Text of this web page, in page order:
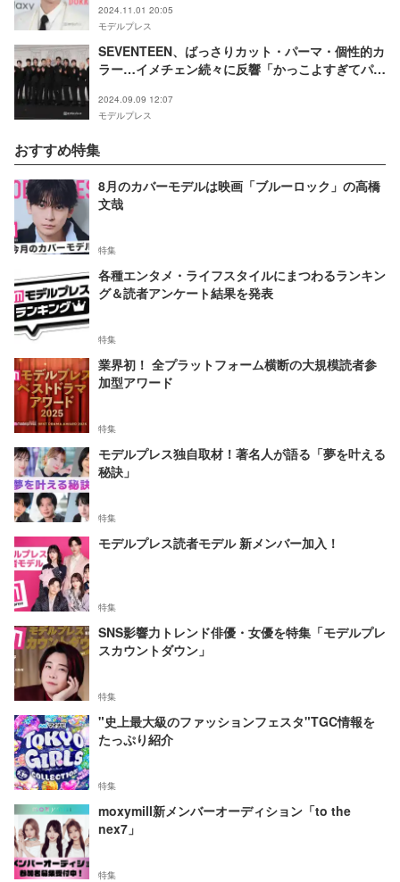
2024.11.01 20:05
モデルプレス
SEVENTEEN、ばっさりカット・パーマ・個性的カ
ラー…イメチェン続々に反響「かっこよすぎてパニ
2024.09.09 12:07
モデルプレス
おすすめ特集
8月のカバーモデルは映画「ブルーロック」の高橋
文哉
特集
各種エンタメ・ライフスタイルにまつわるランキン
グ＆読者アンケート結果を発表
特集
業界初！ 全プラットフォーム横断の大規模読者参
加型アワード
特集
モデルプレス独自取材！著名人が語る「夢を叶える
秘訣」
特集
モデルプレス読者モデル 新メンバー加入！
特集
SNS影響力トレンド俳優・女優を特集「モデルプレ
スカウントダウン」
特集
"史上最大級のファッションフェスタ"TGC情報を
たっぷり紹介
特集
moxymill新メンバーオーディション「to the
nex7」
特集